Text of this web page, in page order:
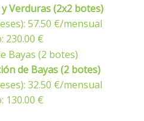
y Verduras (2x2 botes)
57.50 €/mensual
230.00 €
de Bayas (2 botes)
32.50 €/mensual
130.00 €